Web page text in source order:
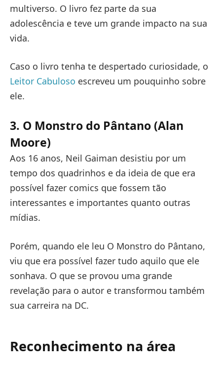
multiverso. O livro fez parte da sua
adolescência e teve um grande impacto na sua
vida.
Caso o livro tenha te despertado curiosidade, o
Leitor Cabuloso escreveu um pouquinho sobre
ele.
3. O Monstro do Pântano (Alan
Moore)
Aos 16 anos, Neil Gaiman desistiu por um
tempo dos quadrinhos e da ideia de que era
possível fazer comics que fossem tão
interessantes e importantes quanto outras
mídias.
Porém, quando ele leu O Monstro do Pântano,
viu que era possível fazer tudo aquilo que ele
sonhava. O que se provou uma grande
revelação para o autor e transformou também
sua carreira na DC.
Reconhecimento na área